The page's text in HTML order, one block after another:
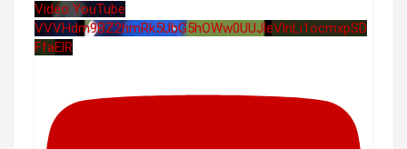
Vidéo YouTube
VVVHdm9BZ2hmRk5UbG5hOWw0UUJleVlnLi1ocmxpSD
FfaElR